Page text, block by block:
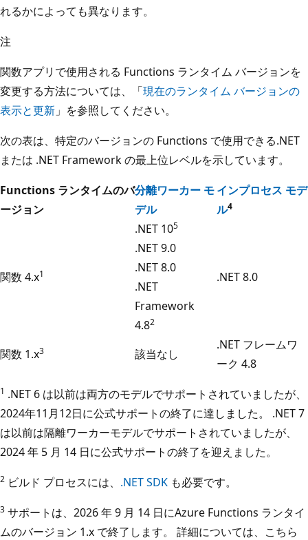
れるかによっても異なります。
注
関数アプリで使用される Functions ランタイム バージョンを
変更する方法については、「現在のランタイム バージョンの
表示と更新 」を参照してください。
次の表は、特定のバージョンの Functions で使用できる.NET
または .NET Framework の最上位レベルを示しています。
Functions ランタイムのバ
ージョン
分離ワーカー モ
デル
インプロセス モデ
ル4
関数 4.x1
.NET 105
.NET 9.0
.NET 8.0
.NET
Framework
4.82
.NET 8.0
関数 1.x3 該当なし
.NET フレームワ
ーク 4.8
1 .NET 6 は以前は両方のモデルでサポートされていましたが、
2024年11月12日に公式サポートの終了に達しました。 .NET 7
は以前は隔離ワーカーモデルでサポートされていましたが、
2024 年 5 月 14 日に公式サポートの終了を迎えました。
2 ビルド プロセスには、 .NET SDK も必要です。
3 サポートは、2026 年 9 月 14 日にAzure Functions ランタイ
ムのバージョン 1.x で終了します。 詳細については、こちら